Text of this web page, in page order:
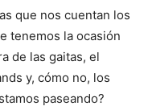
que nos cuentan los
tenemos la ocasión
de las gaitas, el
y, cómo no, los
paseando?